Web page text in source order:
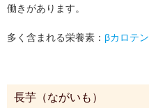
働きがあります。
多く含まれる栄養素： βカロテン
長芋（ながいも）